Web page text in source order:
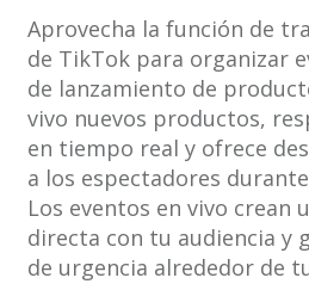
Aprovecha la función de
de TikTok para organizar
de lanzamiento de
vivo nuevos productos,
en tiempo real y ofrece
a los espectadores
Los eventos en vivo crean
directa con tu audiencia y
de urgencia alrededor de